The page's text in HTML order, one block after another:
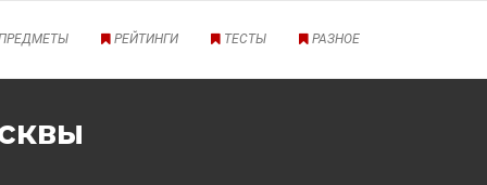
РЕЙТИНГИ ТЕСТЫ РАЗНОЕ